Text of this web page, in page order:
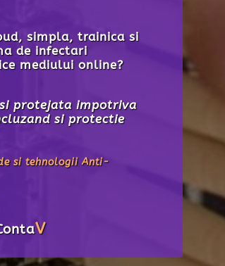
de stocare si
sa partajezi
tai fara prezenta
schimbul asincron